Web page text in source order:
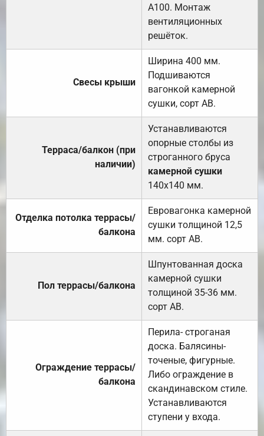
А100. Монтаж
вентиляционных
решёток.
Свесы крыши
Ширина 400 мм.
Подшиваются
вагонкой камерной
сушки, сорт АВ.
Терраса/балкон (при
наличии)
Устанавливаются
опорные столбы из
строганного бруса
камерной сушки
140х140 мм.
Отделка потолка террасы/
балкона
Евровагонка камерной
сушки толщиной 12,5
мм. сорт АВ.
Пол террасы/балкона
Шпунтованная доска
камерной сушки
толщиной 35-36 мм.
сорт АВ.
Ограждение террасы/
балкона
Перила- строганая
доска. Балясины-
точеные, фигурные.
Либо ограждение в
скандинавском стиле.
Устанавливаются
ступени у входа.